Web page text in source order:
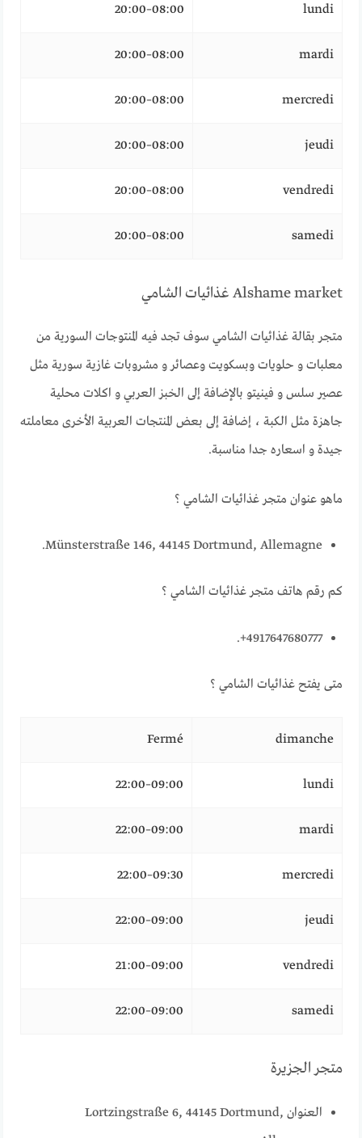
lundi
08:00–20:00
mardi
08:00–20:00
mercredi
08:00–20:00
jeudi
08:00–20:00
vendredi
08:00–20:00
samedi
08:00–20:00
Alshame market غذائيات الشامي
متجر بقالة غذائيات الشامي سوف تجد فيه المنتوجات السورية من
معلبات و حلويات وبسكويت وعصائر و مشروبات غازية سورية مثل
عصير سلس و فينيتو بالإضافة إلى الخبز العربي و اكلات محلية
جاهزة مثل الكبة ، إضافة إلى بعض المنتجات العربية الأخرى معاملته
جيدة و اسعاره جدا مناسبة.
ماهو عنوان متجرغذائيات الشامي ؟
Münsterstraße 146, 44145 Dortmund, Allemagne.
كم رقم هاتف متجرغذائيات الشامي ؟
4917647680777+.
متى يفتحغذائيات الشامي ؟
dimanche
Fermé
lundi
09:00–22:00
mardi
09:00–22:00
mercredi
09:30–22:00
jeudi
09:00–22:00
vendredi
09:00–21:00
samedi
09:00–22:00
متجر الجزيرة
العنوان Lortzingstraße 6, 44145 Dortmund,